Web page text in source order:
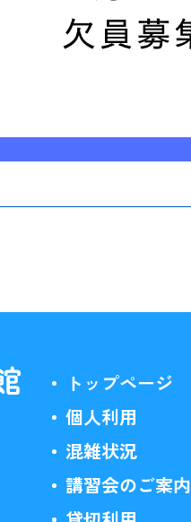
トップページ
個人利用
混雑状況
講習会のご案内